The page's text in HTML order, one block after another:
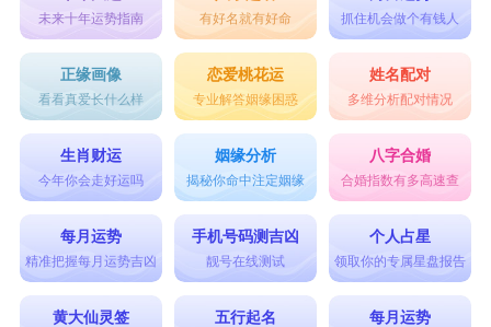
未来十年运势指南 有好名就有好命 抓住机会做个有钱人
正缘画像
看看真爱长什么样
恋爱桃花运
专业解答姻缘困惑
姓名配对
多维分析配对情况
生肖财运
今年你会走好运吗
姻缘分析
揭秘你命中注定姻缘
八字合婚
合婚指数有多高速查
每月运势
精准把握每月运势吉凶
手机号码测吉凶
靓号在线测试
个人占星
领取你的专属星盘报告
黄大仙灵签 五行起名 每月运势